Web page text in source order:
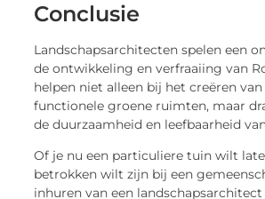
Conclusie
Landschapsarchitecten spelen een
de ontwikkeling en verfraaiing van
helpen niet alleen bij het creëren
functionele groene ruimten, maar
de duurzaamheid en leefbaarheid
Of je nu een particuliere tuin wilt
betrokken wilt zijn bij een
inhuren van een